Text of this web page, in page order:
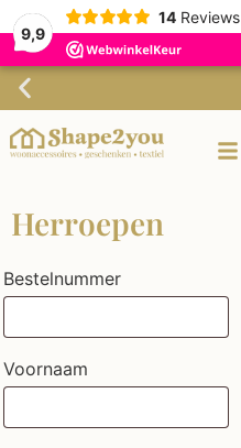
9,9
14 Reviews
Gratis verzending vanaf €75,-
Herroepen
Bestelnummer
Voornaam